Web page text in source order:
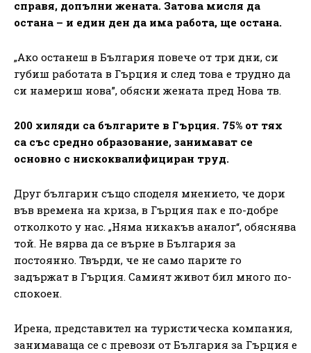
справя, допълни жената. Затова мисля да
остана – и един ден да има работа, ще остана.
„Ако останеш в България повече от три дни, си
губиш работата в Гърция и след това е трудно да
си намериш нова”, обясни жената пред Нова тв.
200 хиляди са българите в Гърция. 75% от тях
са със средно образование, занимават се
основно с нискоквалифициран труд.
Друг българин също споделя мнението, че дори
във времена на криза, в Гърция пак е по-добре
отколкото у нас. „Няма никакъв аналог“, обяснява
той. Не вярва да се върне в България за
постоянно. Твърди, че не само парите го
задържат в Гърция. Самият живот бил много по-
спокоен.
Ирена, представител на туристическа компания,
занимаваща се с превози от България за Гърция е